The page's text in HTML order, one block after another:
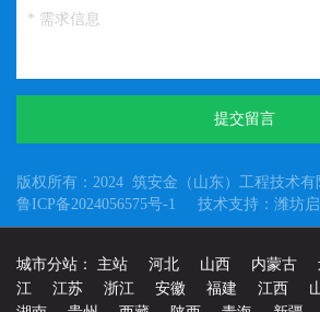
提交留言
版权所有：2024 筑安金（山东）工程技术有
鲁ICP备2024056575号-1
技术支持：潍坊
城市分站： 主站 河北 山西 内蒙古
江
江苏 浙江 安徽 福建 江西